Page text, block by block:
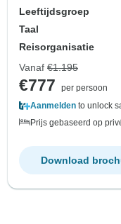
Leeftijdsgroep
Taal
Reisorganisatie
Vanaf €1.195
€777
per persoon
Aanmelden to unlock
Prijs gebaseerd op
Download